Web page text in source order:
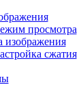
просмотра
изображения
сжатия